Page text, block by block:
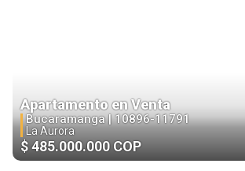
Apartamento en Venta
Bucaramanga |10896-11791
La Aurora
$ 485.000.000 COP